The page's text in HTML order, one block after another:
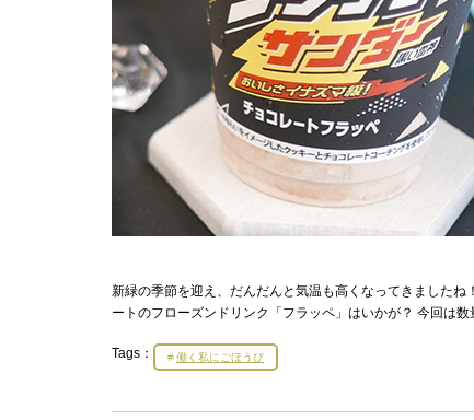
新緑の季節を迎え、だんだんと気温も高くなってきました
ートのフローズンドリンク「フラッペ」はいかが？ 今回は
Tags： 働く私にごほうび